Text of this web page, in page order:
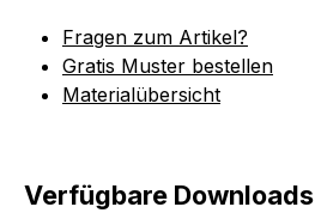
Fragen zum Artikel?
Gratis Muster bestellen
Materialübersicht
Verfügbare Downloads